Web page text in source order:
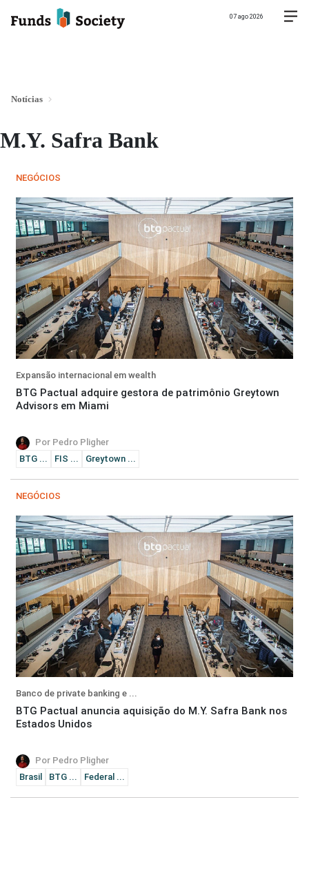
07 ago 2026
Notícias
M.Y. Safra Bank
NEGÓCIOS
Expansão internacional em wealth
BTG Pactual adquire gestora de patrimônio Greytown
Advisors em Miami
Por Pedro Pligher
BTG ...
FIS ... Greytown ...
NEGÓCIOS
Banco de private banking e ...
BTG Pactual anuncia aquisição do M.Y. Safra Bank nos
Estados Unidos
Por Pedro Pligher
Brasil
BTG ... Federal ...